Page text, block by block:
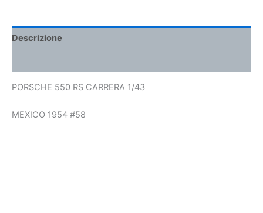
Descrizione
PORSCHE 550 RS CARRERA 1/43
MEXICO 1954 #58